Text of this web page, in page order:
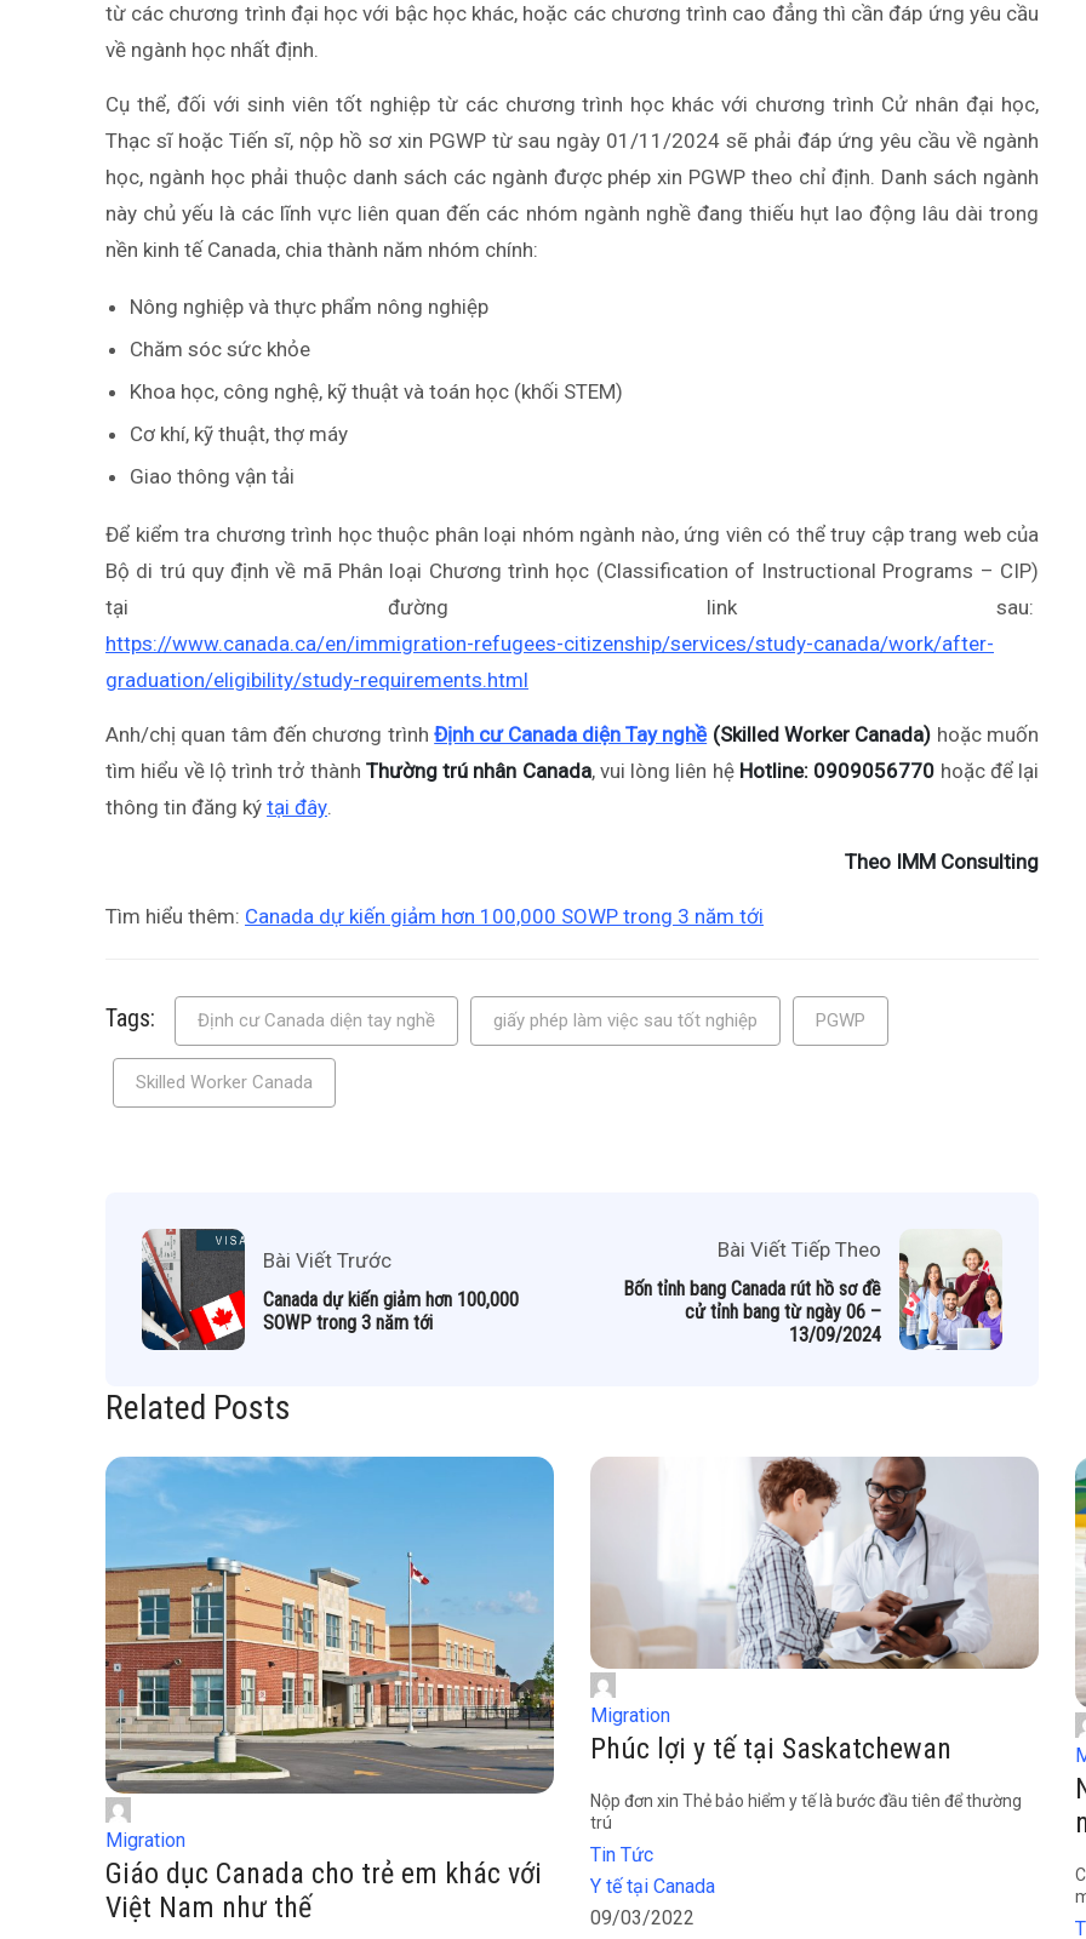
từ các chương trình đại học với bậc học khác, hoặc các chương trình cao đẳng thì cần đáp ứng yêu cầu
về ngành học nhất định.
Cụ thể, đối với sinh viên tốt nghiệp từ các chương trình học khác với chương trình Cử nhân đại học,
Thạc sĩ hoặc Tiến sĩ, nộp hồ sơ xin PGWP từ sau ngày 01/11/2024 sẽ phải đáp ứng yêu cầu về ngành
học, ngành học phải thuộc danh sách các ngành được phép xin PGWP theo chỉ định. Danh sách ngành
này chủ yếu là các lĩnh vực liên quan đến các nhóm ngành nghề đang thiếu hụt lao động lâu dài trong
nền kinh tế Canada, chia thành năm nhóm chính:
Nông nghiệp và thực phẩm nông nghiệp
Chăm sóc sức khỏe
Khoa học, công nghệ, kỹ thuật và toán học (khối STEM)
Cơ khí, kỹ thuật, thợ máy
Giao thông vận tải
Để kiểm tra chương trình học thuộc phân loại nhóm ngành nào, ứng viên có thể truy cập trang web của
Bộ di trú quy định về mã Phân loại Chương trình học (Classification of Instructional Programs – CIP)
tại đường link sau:
https://www.canada.ca/en/immigration-refugees-citizenship/services/study-canada/work/after-
graduation/eligibility/study-requirements.html
Anh/chị quan tâm đến chương trìnhĐịnh cư Canada diện Tay nghề (Skilled Worker Canada) hoặc muốn
tìm hiểu về lộ trình trở thành Thường trú nhân Canada, vui lòng liên hệ Hotline: 0909056770 hoặc để lại
thông tin đăng ký tại đây.
Theo IMM Consulting
Tìm hiểu thêm: Canada dự kiến giảm hơn 100,000 SOWP trong 3 năm tới
Tags: Định cư Canada diện tay nghề giấy phép làm việc sau tốt nghiệp PGWP
Skilled Worker Canada
Bài Viết Trước
Canada dự kiến giảm hơn 100,000
SOWP trong 3 năm tới
Bài Viết Tiếp Theo
Bốn tỉnh bang Canada rút hồ sơ đề
cử tỉnh bang từ ngày 06 –
13/09/2024
Related Posts
Migration
Giáo dục Canada cho trẻ em khác với
Việt Nam như thế
Migration
Phúc lợi y tế tại Saskatchewan
Nộp đơn xin Thẻ bảo hiểm y tế là bước đầu tiên để thường
trú
Tin Tức
Y tế tại Canada
09/03/2022